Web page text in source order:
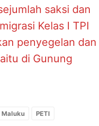
saksi dan
Kelas I TPI
penyegelan dan
di Gunung
Maluku
PETI